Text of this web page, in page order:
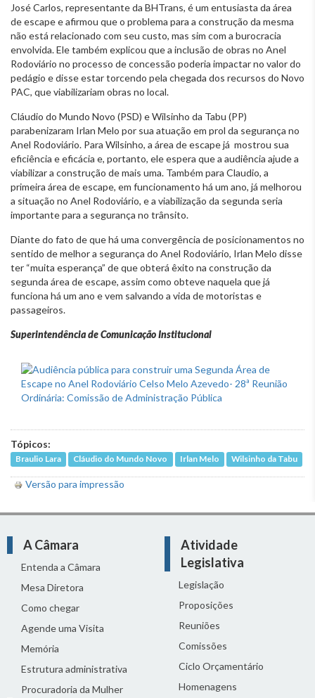
José Carlos, representante da BHTrans, é um entusiasta da área
de escape e afirmou que o problema para a construção da mesma
não está relacionado com seu custo, mas sim com a burocracia
envolvida. Ele também explicou que a inclusão de obras no Anel
Rodoviário no processo de concessão poderia impactar no valor do
pedágio e disse estar torcendo pela chegada dos recursos do Novo
PAC, que viabilizariam obras no local.
Cláudio do Mundo Novo (PSD) e Wilsinho da Tabu (PP)
parabenizaram Irlan Melo por sua atuação em prol da segurança no
Anel Rodoviário. Para Wilsinho, a área de escape já mostrou sua
eficiência e eficácia e, portanto, ele espera que a audiência ajude a
viabilizar a construção de mais uma. Também para Claudio, a
primeira área de escape, em funcionamento há um ano, já melhorou
a situação no Anel Rodoviário, e a viabilização da segunda seria
importante para a segurança no trânsito.
Diante do fato de que há uma convergência de posicionamentos no
sentido de melhor a segurança do Anel Rodoviário, Irlan Melo disse
ter “muita esperança” de que obterá êxito na construção da
segunda área de escape, assim como obteve naquela que já
funciona há um ano e vem salvando a vida de motoristas e
passageiros.
Superintendência de Comunicação Institucional
Tópicos:
Braulio Lara Cláudio do Mundo Novo Irlan Melo Wilsinho da Tabu
Versão para impressão
A Câmara
Entenda a Câmara
Mesa Diretora
Como chegar
Agende uma Visita
Memória
Estrutura administrativa
Procuradoria da Mulher
Atividade
Legislativa
Legislação
Proposições
Reuniões
Comissões
Ciclo Orçamentário
Homenagens